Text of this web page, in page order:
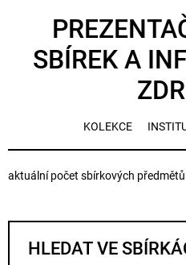
SBÍREK A
KOLEKCE
aktuální počet sbírkových